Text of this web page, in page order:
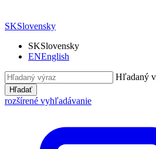
SKSlovensky
SKSlovensky
ENEnglish
Hľadaný
Hľadať
rozšírené vyhľadávanie